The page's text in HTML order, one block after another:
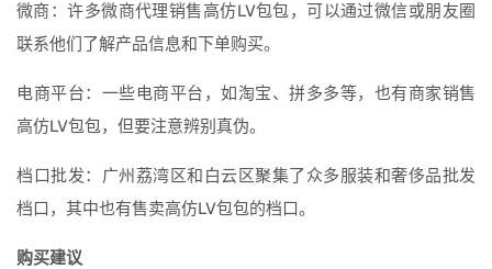
微商：许多微商代理销售高仿LV包包，可以通过微信或朋友圈
联系他们了解产品信息和下单购买。
电商平台：一些电商平台，如淘宝、拼多多等，也有商家销售
高仿LV包包，但要注意辨别真伪。
档口批发：广州荔湾区和白云区聚集了众多服装和奢侈品批发
档口，其中也有售卖高仿LV包包的档口。
购买建议